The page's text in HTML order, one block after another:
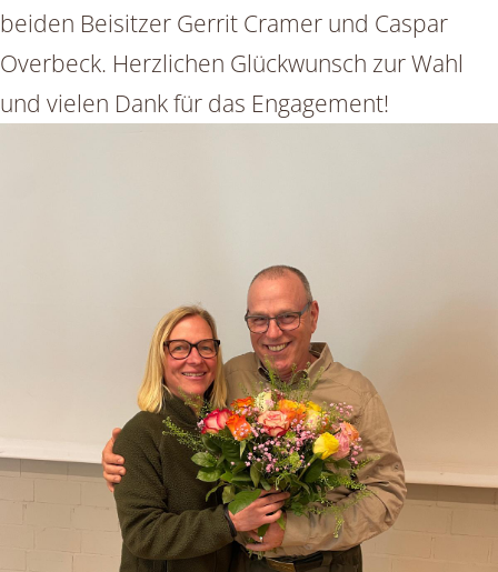
beiden Beisitzer Gerrit Cramer und Caspar
Overbeck. Herzlichen Glückwunsch zur Wahl
und vielen Dank für das Engagement!